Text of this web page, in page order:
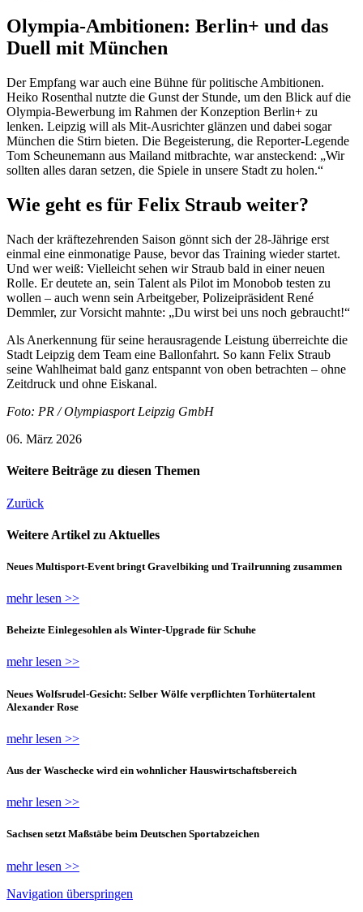
Olympia-Ambitionen: Berlin+ und das
Duell mit München
Der Empfang war auch eine Bühne für politische Ambitionen.
Heiko Rosenthal nutzte die Gunst der Stunde, um den Blick auf die
Olympia-Bewerbung im Rahmen der Konzeption Berlin+ zu
lenken. Leipzig will als Mit-Ausrichter glänzen und dabei sogar
München die Stirn bieten. Die Begeisterung, die Reporter-Legende
Tom Scheunemann aus Mailand mitbrachte, war ansteckend: „Wir
sollten alles daran setzen, die Spiele in unsere Stadt zu holen.“
Wie geht es für Felix Straub weiter?
Nach der kräftezehrenden Saison gönnt sich der 28-Jährige erst
einmal eine einmonatige Pause, bevor das Training wieder startet.
Und wer weiß: Vielleicht sehen wir Straub bald in einer neuen
Rolle. Er deutete an, sein Talent als Pilot im Monobob testen zu
wollen – auch wenn sein Arbeitgeber, Polizeipräsident René
Demmler, zur Vorsicht mahnte: „Du wirst bei uns noch gebraucht!“
Als Anerkennung für seine herausragende Leistung überreichte die
Stadt Leipzig dem Team eine Ballonfahrt. So kann Felix Straub
seine Wahlheimat bald ganz entspannt von oben betrachten – ohne
Zeitdruck und ohne Eiskanal.
Foto: PR / Olympiasport Leipzig GmbH
06. März 2026
Weitere Beiträge zu diesen Themen
Zurück
Weitere Artikel zu Aktuelles
Neues Multisport-Event bringt Gravelbiking und Trailrunning zusammen
mehr lesen >>
Beheizte Einlegesohlen als Winter-Upgrade für Schuhe
mehr lesen >>
Neues Wolfsrudel-Gesicht: Selber Wölfe verpflichten Torhütertalent
Alexander Rose
mehr lesen >>
Aus der Waschecke wird ein wohnlicher Hauswirtschaftsbereich
mehr lesen >>
Sachsen setzt Maßstäbe beim Deutschen Sportabzeichen
mehr lesen >>
Navigation überspringen